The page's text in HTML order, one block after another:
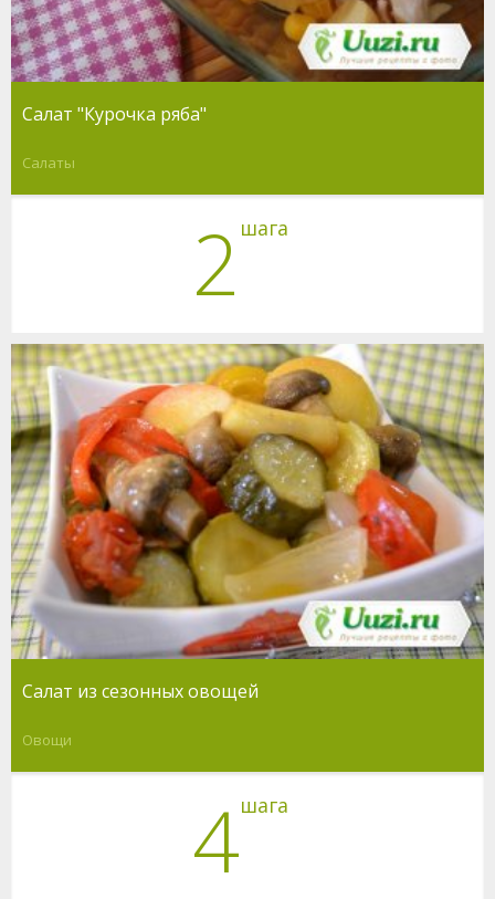
Салат "Курочка ряба"
Салаты
2 шага
Салат из сезонных овощей
Овощи
4шага